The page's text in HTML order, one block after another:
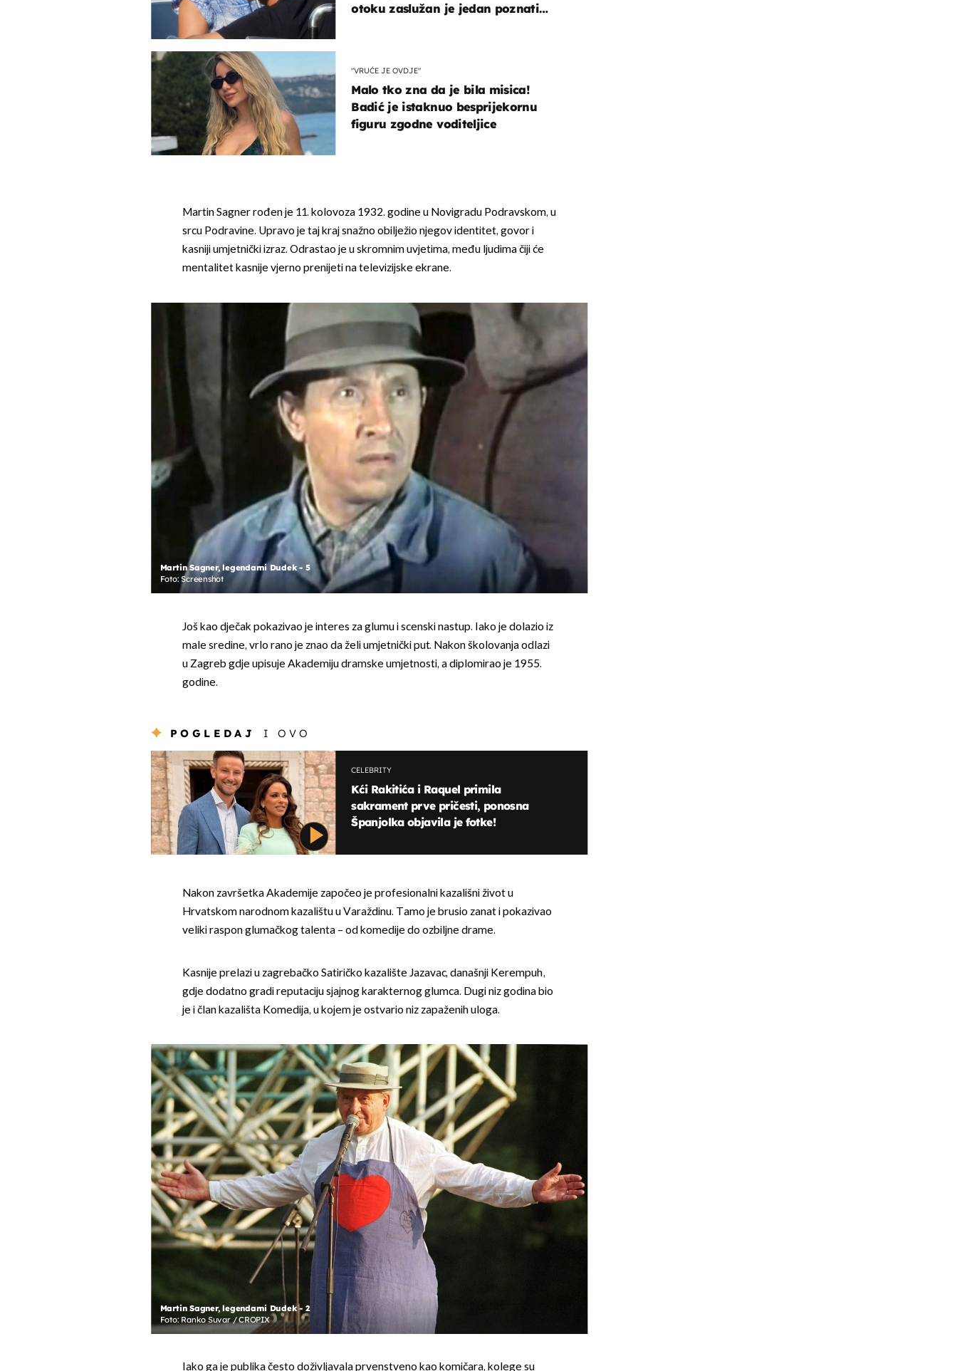
otoku zaslužan je jedan poznati
"VRUĆE JE OVDJE"
Malo tko zna da je bila misica!
Badić je istaknuo besprijekornu
figuru zgodne voditeljice
Martin Sagner rođen je 11. kolovoza 1932. godine u Novigradu Podravskom, u
srcu Podravine. Upravo je taj kraj snažno obilježio njegov identitet, govor i
kasniji umjetnički izraz. Odrastao je u skromnim uvjetima, među ljudima čiji će
mentalitet kasnije vjerno prenijeti na televizijske ekrane.
Martin Sagner, legendarni Dudek - 5
Foto: Screenshot
Još kao dječak pokazivao je interes za glumu i scenski nastup. Iako je dolazio iz
male sredine, vrlo rano je znao da želi umjetnički put. Nakon školovanja odlazi
u Zagreb gdje upisuje Akademiju dramske umjetnosti, a diplomirao je 1955.
godine.
POGLEDAJ I OVO
CELEBRITY
Kći Rakitića i Raquel primila
sakrament prve pričesti, ponosna
Španjolka objavila je fotke!
Nakon završetka Akademije započeo je profesionalni kazališni život u
Hrvatskom narodnom kazalištu u Varaždinu. Tamo je brusio zanat i pokazivao
veliki raspon glumačkog talenta – od komedije do ozbiljne drame.
Kasnije prelazi u zagrebačko Satiričko kazalište Jazavac, današnji Kerempuh,
gdje dodatno gradi reputaciju sjajnog karakternog glumca. Dugi niz godina bio
je i član kazališta Komedija, u kojem je ostvario niz zapaženih uloga.
Martin Sagner, legendarni Dudek - 2
Foto: Ranko Suvar / CROPIX
Iako ga je publika često doživljavala prvenstveno kao komičara, kolege su
OMOGUĆI OBAVIJESTI